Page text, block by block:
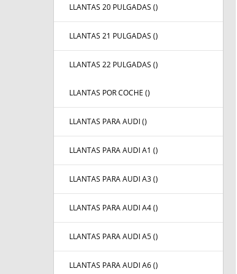
LLANTAS 20 PULGADAS ()
LLANTAS 21 PULGADAS ()
LLANTAS 22 PULGADAS ()
LLANTAS POR COCHE ()
LLANTAS PARA AUDI ()
LLANTAS PARA AUDI A1 ()
LLANTAS PARA AUDI A3 ()
LLANTAS PARA AUDI A4 ()
LLANTAS PARA AUDI A5 ()
LLANTAS PARA AUDI A6 ()